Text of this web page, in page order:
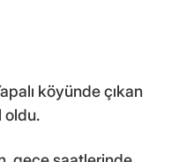
köyünde çıkan
oldu.